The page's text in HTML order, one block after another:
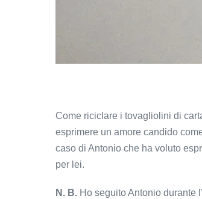
Come riciclare i tovagliolini di
esprimere un amore candido
caso di Antonio che ha voluto
per lei.
N. B. Ho seguito Antonio durante